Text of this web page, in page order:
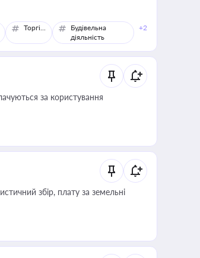
Торгівля
Будівельна
діяльність
+2
за користування
збір, плату за земельні